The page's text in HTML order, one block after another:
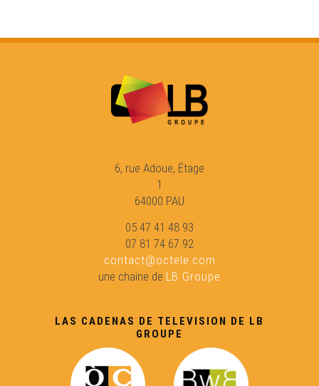
ÒC Kay - La salada de cueishas de poret
ÒC Kay - La sopa de melon
ÒC Kay - La garia borida
ÒC Kay - La salada gascona
6, rue Adoue, Étage
1
64000 PAU
05 47 41 48 93
07 81 74 67 92
contact@octele.com
une chaine de LB Groupe
LAS CADENAS DE TELEVISION DE LB
GROUPE